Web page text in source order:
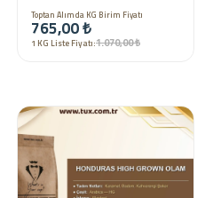
Toptan Alımda KG Birim Fiyatı
765,00 ₺
1 KG Liste Fiyatı:1.070,00 ₺